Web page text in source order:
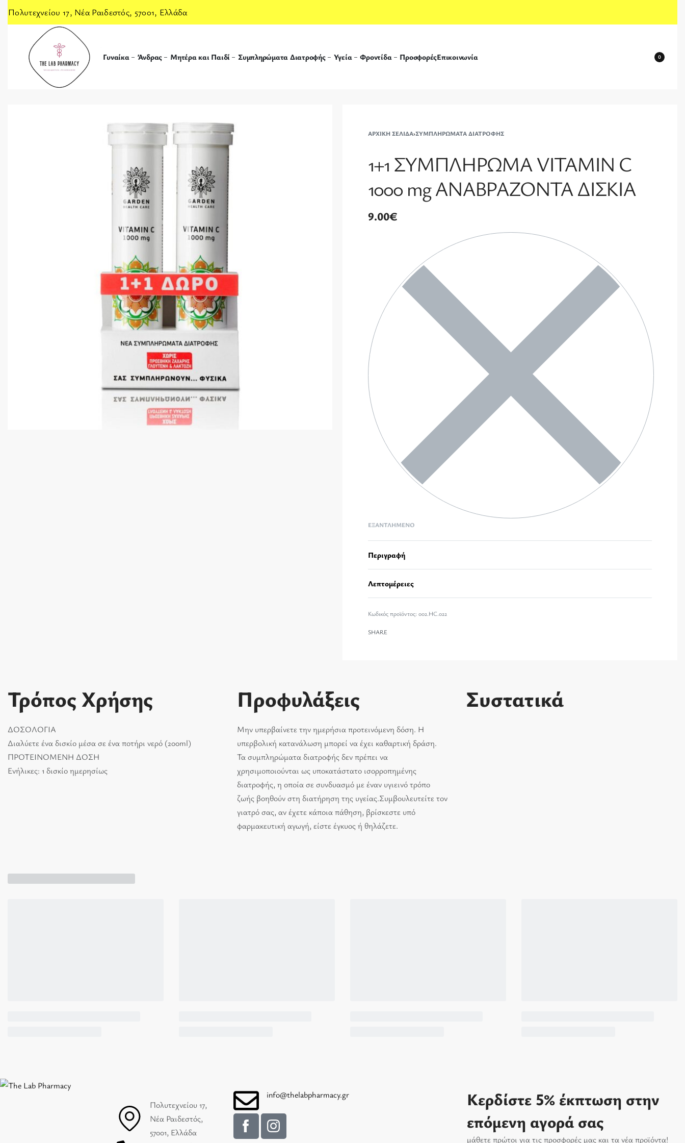
Πολυτεχνείου 17, Νέα Ραιδεστός, 57001, Ελλάδα
Γυναίκα Άνδρας Μητέρα και Παιδί Συμπληρώματα Διατροφής Υγεία Φροντίδα ΠροσφορέςΕπικοινωνία 0
ΑΡΧΙΚΉ ΣΕΛΊΔΑ›ΣΥΜΠΛΗΡΏΜΑΤΑ ΔΙΑΤΡΟΦΉΣ
1+1 ΣΥΜΠΛΗΡΩΜΑ VITAMIN C
1000 mg ΑΝΑΒΡΑΖΟΝΤΑ ΔΙΣΚΙΑ
9.00€
ΕΞΑΝΤΛΗΜΈΝΟ
Περιγραφή
Λεπτομέρειες
002.HC.022
SHARE
Τρόπος Χρήσης
ΔΟΣΟΛΟΓΙΑ
Διαλύετε ένα δισκίο μέσα σε ένα ποτήρι νερό (200ml)
ΠΡΟΤΕΙΝΟΜΕΝΗ ΔΟΣΗ
Ενήλικες: 1 δισκίο ημερησίως
Προφυλάξεις
Μην υπερβαίνετε την ημερήσια προτεινόμενη δόση. Η
υπερβολική κατανάλωση μπορεί να έχει καθαρτική δράση.
Τα συμπληρώματα διατροφής δεν πρέπει να
χρησιμοποιούνται ως υποκατάστατο ισορροπημένης
διατροφής, η οποία σε συνδυασμό με έναν υγιεινό τρόπο
ζωής βοηθούν στη διατήρηση της υγείας.Συμβουλευτείτε τον
γιατρό σας, αν έχετε κάποια πάθηση, βρίσκεστε υπό
φαρμακευτική αγωγή, είστε έγκυος ή θηλάζετε.
Συστατικά
Πολυτεχνείου 17,
Νέα Ραιδεστός,
57001, Ελλάδα
info@thelabpharmacy.gr
Κερδίστε 5% έκπτωση στην
επόμενη αγορά σας
μάθετε πρώτοι για τις προσφορές μας και τα νέα προϊόντα!